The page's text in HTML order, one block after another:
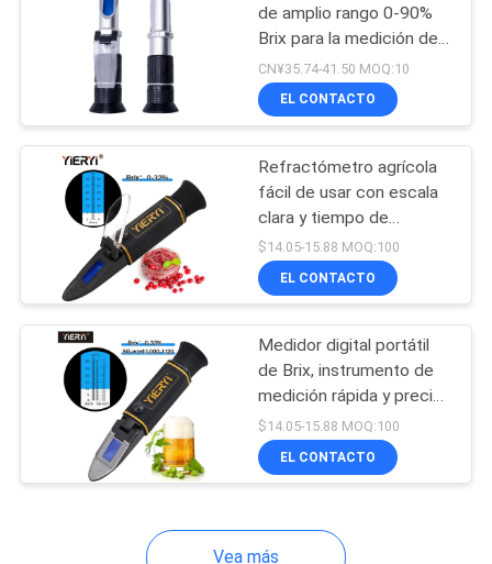
metro del tds del
agua
Metro de la
humedad del PDA
de amplio rango 0-90%
Brix para la medición del
contenido de azúcar en
alimentos y bebidas
CN¥35.74-41.50 MOQ:10
EL CONTACTO
Refractómetro agrícola
fácil de usar con escala
clara y tiempo de
respuesta rápido
adecuado para el control
agrícola
$14.05-15.88 MOQ:100
EL CONTACTO
Medidor digital portátil
de Brix, instrumento de
medición rápida y precisa
del contenido de azúcar,
ideal para control en
zumos, vino y miel
$14.05-15.88 MOQ:100
EL CONTACTO
Vea más